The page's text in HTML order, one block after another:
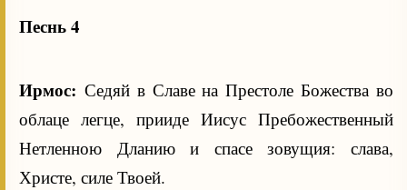
Песнь 4
Ирмос: Седяй в Славе на Престоле Божества во
облаце легце, прииде Иисус Пребожественный
Нетленною Дланию и спасе зовущия: слава,
Христе, силе Твоей.